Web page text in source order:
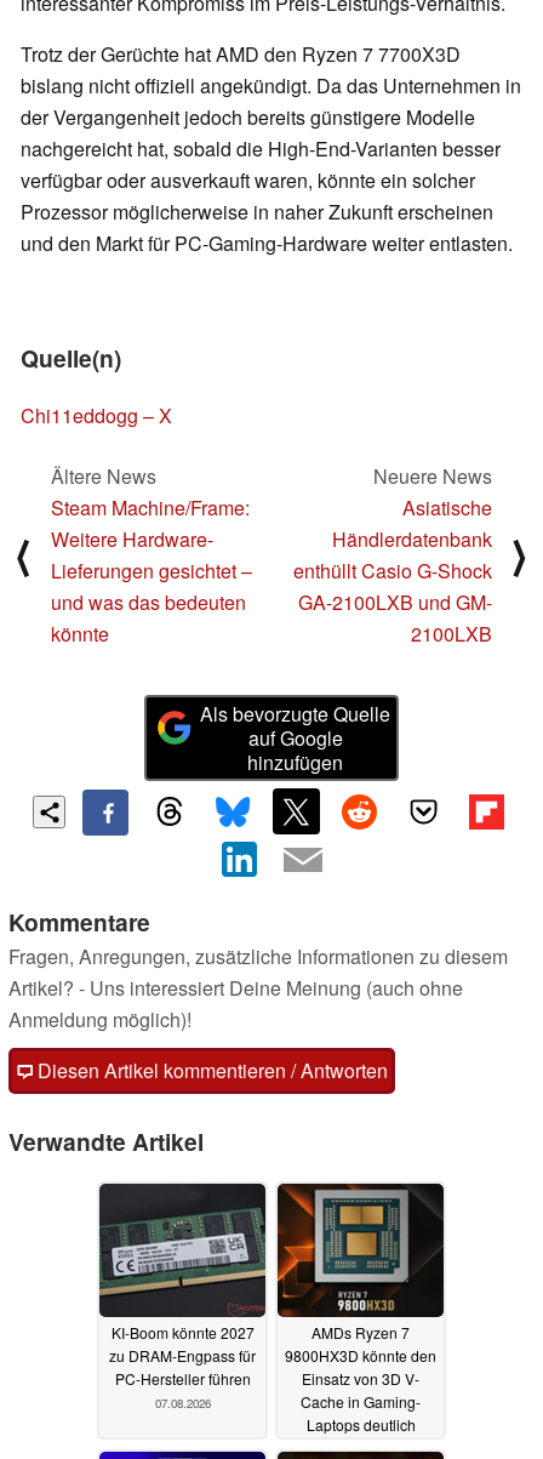
Trotz der Gerüchte hat AMD den Ryzen 7 7700X3D
bislang nicht offiziell angekündigt. Da das Unternehmen in
der Vergangenheit jedoch bereits günstigere Modelle
nachgereicht hat, sobald die High-End-Varianten besser
verfügbar oder ausverkauft waren, könnte ein solcher
Prozessor möglicherweise in naher Zukunft erscheinen
und den Markt für PC-Gaming-Hardware weiter entlasten.
Quelle(n)
Chi11eddogg – X
⟨
Ältere News
Steam Machine/Frame:
Weitere Hardware-
Lieferungen gesichtet –
und was das bedeuten
könnte
Neuere News
Asiatische
Händlerdatenbank
enthüllt Casio G-Shock
GA-2100LXB und GM-
2100LXB
⟩
Als bevorzugte Quelle
auf Google
hinzufügen
Kommentare
Fragen, Anregungen, zusätzliche Informationen zu diesem
Artikel? - Uns interessiert Deine Meinung (auch ohne
Anmeldung möglich)!
Diesen Artikel kommentieren / Antworten
Verwandte Artikel
KI-Boom könnte 2027
zu DRAM-Engpass für
PC-Hersteller führen
07.08.2026
AMDs Ryzen 7
9800HX3D könnte den
Einsatz von 3D V-
Cache in Gaming-
Laptops deutlich
ausweiten24.07.2026